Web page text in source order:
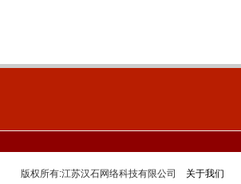
版权所有:江苏汉石网络科技有限公司 关于我们